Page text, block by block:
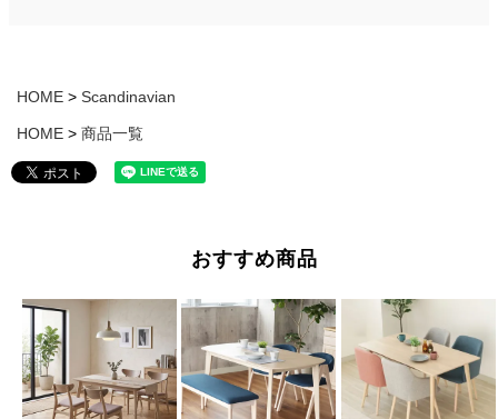
HOME Scandinavian
HOME 商品一覧
おすすめ商品